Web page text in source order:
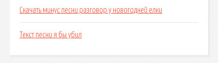
Скачать минус песни разговор у новогодней елки
Текст песни я бы убил